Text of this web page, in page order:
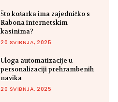
Što košarka ima zajedničko s
Rabona internetskim
kasinima?
20 SVIBNJA, 2025
Uloga automatizacije u
personalizaciji prehrambenih
navika
20 SVIBNJA, 2025